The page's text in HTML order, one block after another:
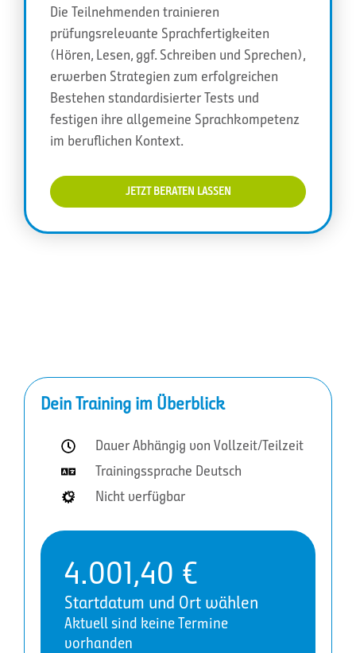
Die Teilnehmenden trainieren
prüfungsrelevante Sprachfertigkeiten
(Hören, Lesen, ggf. Schreiben und Sprechen),
erwerben Strategien zum erfolgreichen
Bestehen standardisierter Tests und
festigen ihre allgemeine Sprachkompetenz
im beruflichen Kontext.
JETZT BERATEN LASSEN
Dein Training im Überblick
Dauer Abhängig von Vollzeit/Teilzeit
Trainingssprache Deutsch
Nicht verfügbar
4.001,40 €
Startdatum und Ort wählen
Aktuell sind keine Termine
vorhanden